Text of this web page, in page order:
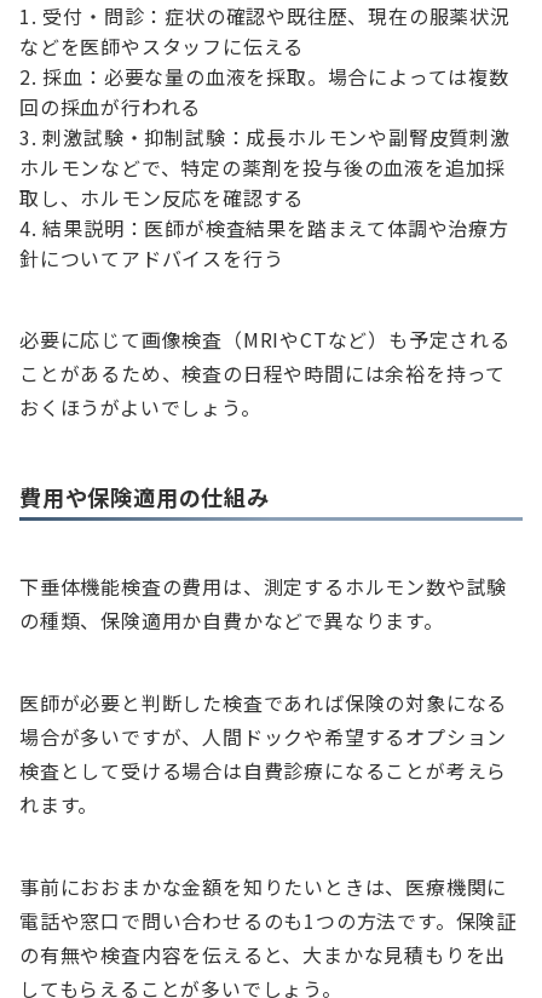
受付・問診：症状の確認や既往歴、現在の服薬状況
などを医師やスタッフに伝える
採血：必要な量の血液を採取。場合によっては複数
回の採血が行われる
刺激試験・抑制試験：成長ホルモンや副腎皮質刺激
ホルモンなどで、特定の薬剤を投与後の血液を追加採
取し、ホルモン反応を確認する
結果説明：医師が検査結果を踏まえて体調や治療方
針についてアドバイスを行う
必要に応じて画像検査（MRIやCTなど）も予定される
ことがあるため、検査の日程や時間には余裕を持って
おくほうがよいでしょう。
費用や保険適用の仕組み
下垂体機能検査の費用は、測定するホルモン数や試験
の種類、保険適用か自費かなどで異なります。
医師が必要と判断した検査であれば保険の対象になる
場合が多いですが、人間ドックや希望するオプション
検査として受ける場合は自費診療になることが考えら
れます。
事前におおまかな金額を知りたいときは、医療機関に
電話や窓口で問い合わせるのも1つの方法です。保険証
の有無や検査内容を伝えると、大まかな見積もりを出
してもらえることが多いでしょう。